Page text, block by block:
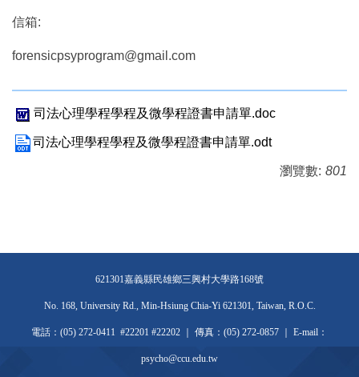
信箱:
forensicpsyprogram@gmail.com
司法心理學程學程及微學程證書申請單.doc
司法心理學程學程及微學程證書申請單.odt
瀏覽數: 801
621301嘉義縣民雄鄉三興村大學路168號
No. 168, University Rd., Min-Hsiung Chia-Yi 621301, Taiwan, R.O.C.
電話：(05) 272-0411 #22201 #22202 ｜ 傳真：(05) 272-0857 ｜ E-mail：
psycho@ccu.edu.tw